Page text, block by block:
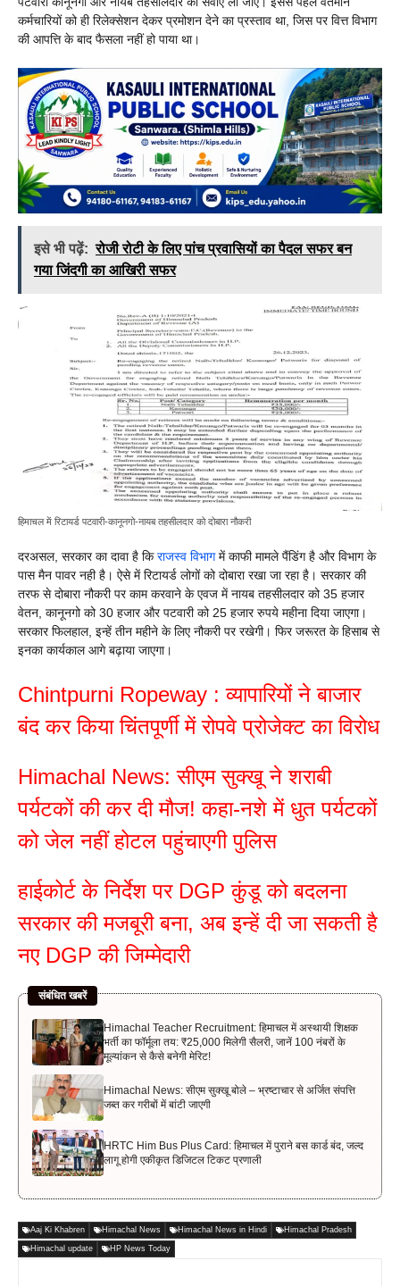
कर्मचारियों को ही रिलेक्सेशन देकर प्रमोशन देने का प्रस्ताव था, जिस पर वित्त विभाग
की आपत्ति के बाद फैसला नहीं हो पाया था।
इसे भी पढ़ें: रोजी रोटी के लिए पांच प्रवासियों का पैदल सफर बन
गया जिंदगी का आखिरी सफर
हिमाचल में रिटायर्ड पटवारी-कानूनगो-नायब तहसीलदार को दोबारा नौकरी
दरअसल, सरकार का दावा है किराजस्व विभागमें काफी मामले पैंडिंग है और विभाग के
पास मैन पावर नही है। ऐसे में रिटायर्ड लोगों को दोबारा रखा जा रहा है। सरकार की
तरफ से दोबारा नौकरी पर काम करवाने के एवज में नायब तहसीलदार को 35 हजार
वेतन, कानूनगो को 30 हजार और पटवारी को 25 हजार रुपये महीना दिया जाएगा।
सरकार फिलहाल, इन्हें तीन महीने के लिए नौकरी पर रखेगी। फिर जरूरत के हिसाब से
इनका कार्यकाल आगे बढ़ाया जाएगा।
Chintpurni Ropeway : व्यापारियों ने बाजार
बंद कर किया चिंतपूर्णी में रोपवे प्रोजेक्ट का विरोध
Himachal News: सीएम सुक्खू ने शराबी
पर्यटकों की कर दी मौज! कहा-नशे में धुत पर्यटकों
को जेल नहीं होटल पहुंचाएगी पुलिस
हाईकोर्ट के निर्देश पर DGP कुंडू को बदलना
सरकार की मजबूरी बना, अब इन्हें दी जा सकती है
नए DGP की जिम्मेदारी
संबंधित खबरें
Himachal Teacher Recruitment: हिमाचल में अस्थायी शिक्षक
भर्ती का फॉर्मूला तय: ₹25,000 मिलेगी सैलरी, जानें 100 नंबरों के
मूल्यांकन से कैसे बनेगी मेरिट!
Himachal News: सीएम सुक्खू बोले – भ्रष्टाचार से अर्जित संपत्ति
जब्त कर गरीबों में बांटी जाएगी
HRTC Him Bus Plus Card: हिमाचल में पुराने बस कार्ड बंद, जल्द
लागू होगी एकीकृत डिजिटल टिकट प्रणाली
Aaj Ki Khabren Himachal News Himachal News in Hindi Himachal Pradesh
Himachal update HP News Today